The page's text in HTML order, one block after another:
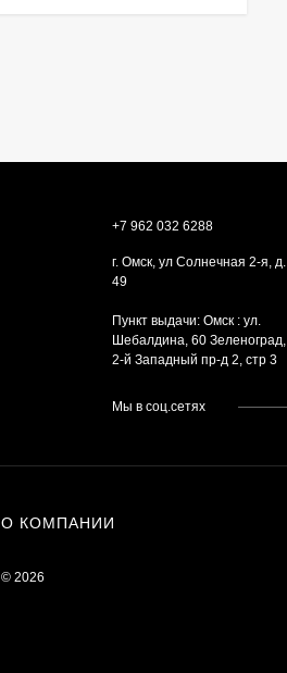
+7 962 032 6288
г. Омск, ул Солнечная 2-я, д.
49
Пункт выдачи: Омск : ул.
Шебалдина, 60 Зеленоград,
2-й Западный пр-д 2, стр 3
Мы в соц.сетях
О КОМПАНИИ
© 2026